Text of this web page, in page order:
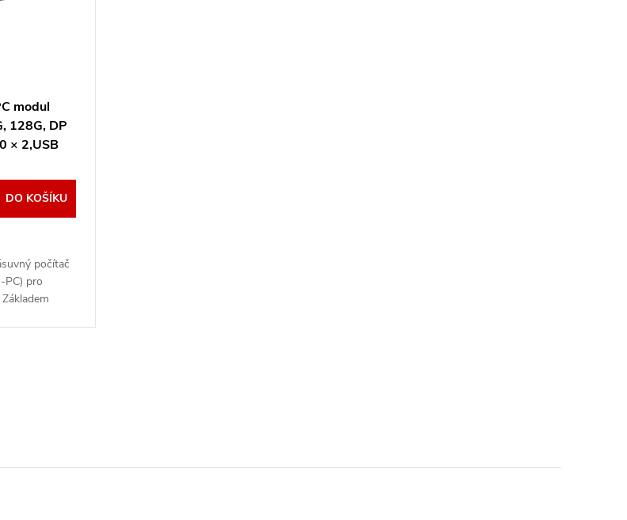
modul
128G, DP
× 2,USB
DO KOŠÍKU
počítač
PC) pro